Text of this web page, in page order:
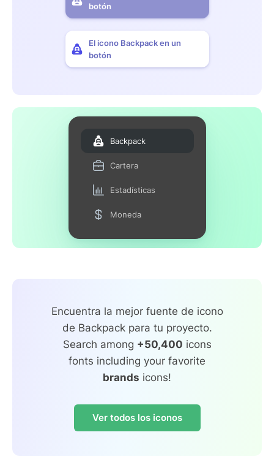
botón
El icono Backpack en un
botón
Backpack
Cartera
Estadísticas
Moneda
Encuentra la mejor fuente de icono
de Backpack para tu proyecto.
Search among +50,400 icons
fonts including your favorite
brands icons!
Ver todos los iconos